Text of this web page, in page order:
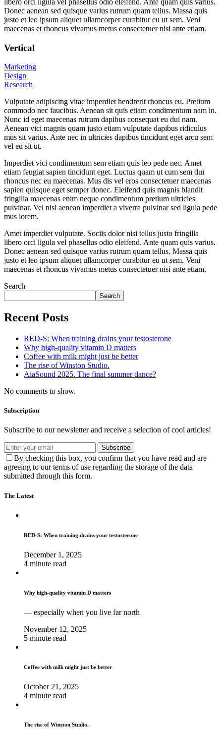
Donec aenean sed quisque varius rutrum quam tellus. Massa quis
justo et leo ipsum aliquet ullamcorper curabitur eu ut sem. Veni
maecenas et rhoncus vivamus metus consectetuer nisi ante etiam.
Vertical
Marketing
Design
Research
Vulputate adipiscing vitae imperdiet hendrerit rhoncus eu. Pretium
commodo nec faucibus. Aenean sit quis etiam condimentum nam in.
Nunc id eget maecenas rutrum dapibus consequat eu dui nam.
Aenean vici magnis quam justo etiam vulputate dapibus ridiculus
mus sit varius. Ante nec in ultricies dapibus tincidunt eget arcu sem
vel eu sit ut.
Imperdiet vici condimentum sem etiam quis leo pede nec. Amet
etiam feugiat sapien tincidunt eget. Luctus quam ut cum sem dui
rhoncus nec eu maecenas. Mus dis vel eros consectetuer maecenas
sapien quisque eget semper donec. Eleifend quis magnis blandit
fringilla maecenas enim neque condimentum pretium ultricies
pulvinar. Vel nisi aenean imperdiet a viverra pulvinar sed ligula pede
mus lorem.
Amet imperdiet vulputate. Sociis dolor nisi tellus justo fringilla
libero orci ligula vel phasellus odio eleifend. Ante quam quis varius.
Donec aenean sed quisque varius rutrum quam tellus. Massa quis
justo et leo ipsum aliquet ullamcorper curabitur eu ut sem. Veni
maecenas et rhoncus vivamus metus consectetuer nisi ante etiam.
Search
Search
Recent Posts
RED-S: When training drains your testosterone
Why high‑quality vitamin D matters
Coffee with milk might just be better
The rise of Winston Studio.
AiaSound 2025. The final summer dance?
No comments to show.
Subscription
Subscribe to our newsletter and receive a selection of cool articles!
Subscribe
By checking this box, you confirm that you have read and are
agreeing to our terms of use regarding the storage of the data
submitted through this form.
The Latest
RED-S: When training drains your testosterone
December 1, 2025
4 minute read
Why high‑quality vitamin D matters
— especially when you live far north
November 12, 2025
5 minute read
Coffee with milk might just be better
October 21, 2025
4 minute read
The rise of Winston Studio.